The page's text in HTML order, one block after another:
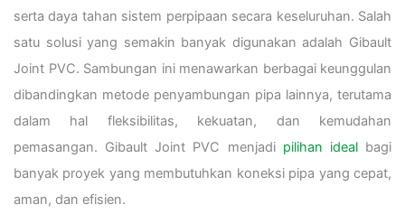
serta daya tahan sistem perpipaan secara keseluruhan. Salah
satu solusi yang semakin banyak digunakan adalah Gibault
Joint PVC. Sambungan ini menawarkan berbagai keunggulan
dibandingkan metode penyambungan pipa lainnya, terutama
dalam hal fleksibilitas, kekuatan, dan kemudahan
pemasangan. Gibault Joint PVC menjadi pilihan idealbagi
banyak proyek yang membutuhkan koneksi pipa yang cepat,
aman, dan efisien.